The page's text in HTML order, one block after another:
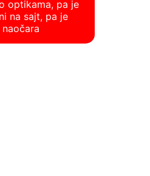
optikama, pa je
na sajt, pa je